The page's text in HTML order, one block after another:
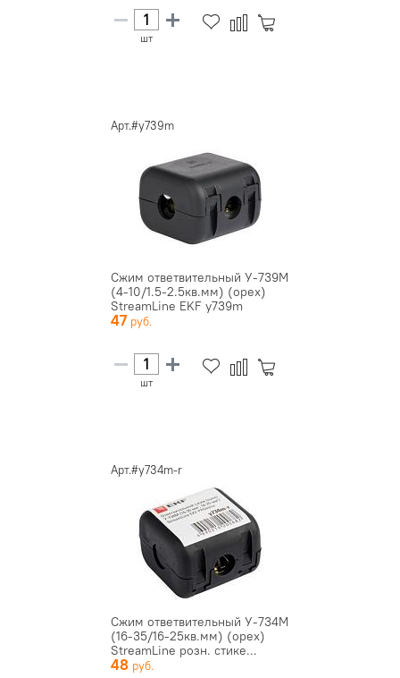
шт
Арт.#y739m
Сжим ответвительный У-739М
(4-10/1.5-2.5кв.мм) (орех)
StreamLine EKF y739m
47
шт
Арт.#y734m-r
Сжим ответвительный У-734М
(16-35/16-25кв.мм) (орех)
StreamLine розн. стике...
48